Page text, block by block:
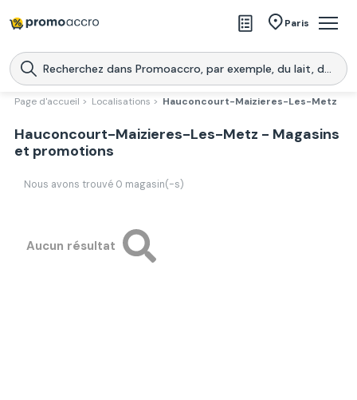
Paris
Magasins
Produits
Télécharge l’application
Promoaccro
Télécharger
l'application
Page d'accueil > Localisations > Hauconcourt-Maizieres-Les-Metz
Hauconcourt-Maizieres-Les-Metz - Magasins
et promotions
Nous avons trouvé 0 magasin(-s)
Aucun résultat